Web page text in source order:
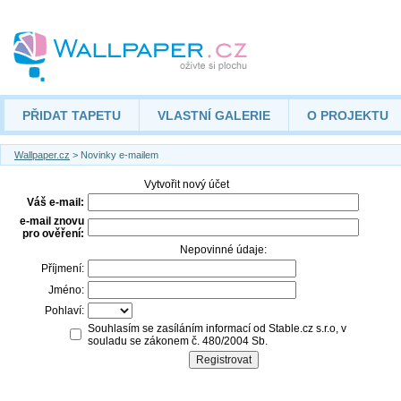
PŘIDAT TAPETU VLASTNÍ GALERIE O PROJEKTU
Wallpaper.cz > Novinky e-mailem